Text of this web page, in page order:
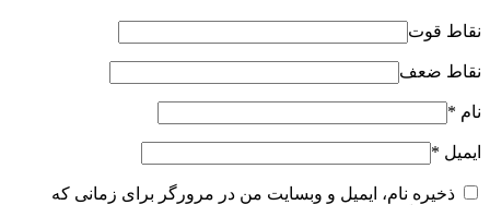
نقاط قوت
نقاط ضعف
نام *
ایمیل *
ذخیره نام، ایمیل و وبسایت من در مرورگر برای زمانی که